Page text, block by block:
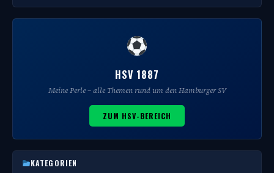
HSV 1887
Meine Perle – alle Themen rund um den Hamburger SV
ZUM HSV-BEREICH
KATEGORIEN